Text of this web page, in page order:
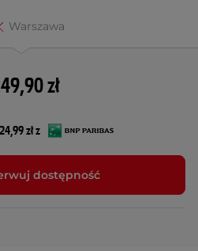
Warszawa
zł
zł z
dostępność